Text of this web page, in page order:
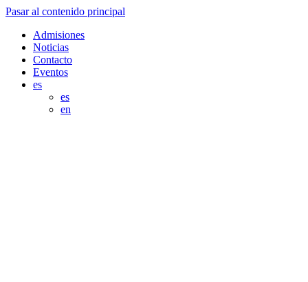
Pasar al contenido principal
Admisiones
Noticias
Contacto
Eventos
es
es
en